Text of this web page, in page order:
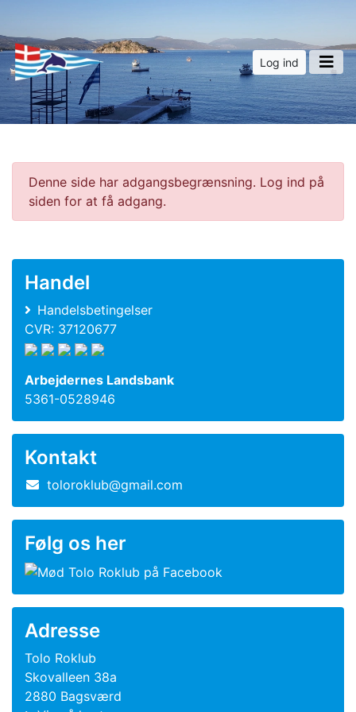
Log ind
Denne side har adgangsbegrænsning. Log ind på
siden for at få adgang.
Handel
Handelsbetingelser
CVR: 37120677
Arbejdernes Landsbank
5361-0528946
Kontakt
toloroklub@gmail.com
Følg os her
Adresse
Tolo Roklub
Skovalleen 38a
2880 Bagsværd